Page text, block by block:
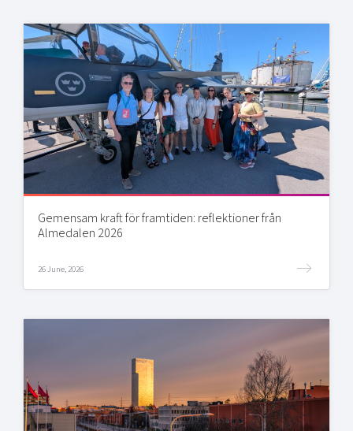
Gemensam kraft för framtiden: reflektioner från
Almedalen 2026
26 June, 2026